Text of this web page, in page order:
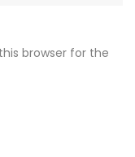
browser for the